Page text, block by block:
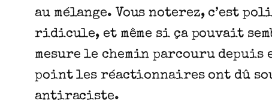
au mélange. Vous noterez, c’est
ridicule, et même si ça pouvait
mesure le chemin parcouru depuis
point les réactionnaires ont dû
antiraciste.